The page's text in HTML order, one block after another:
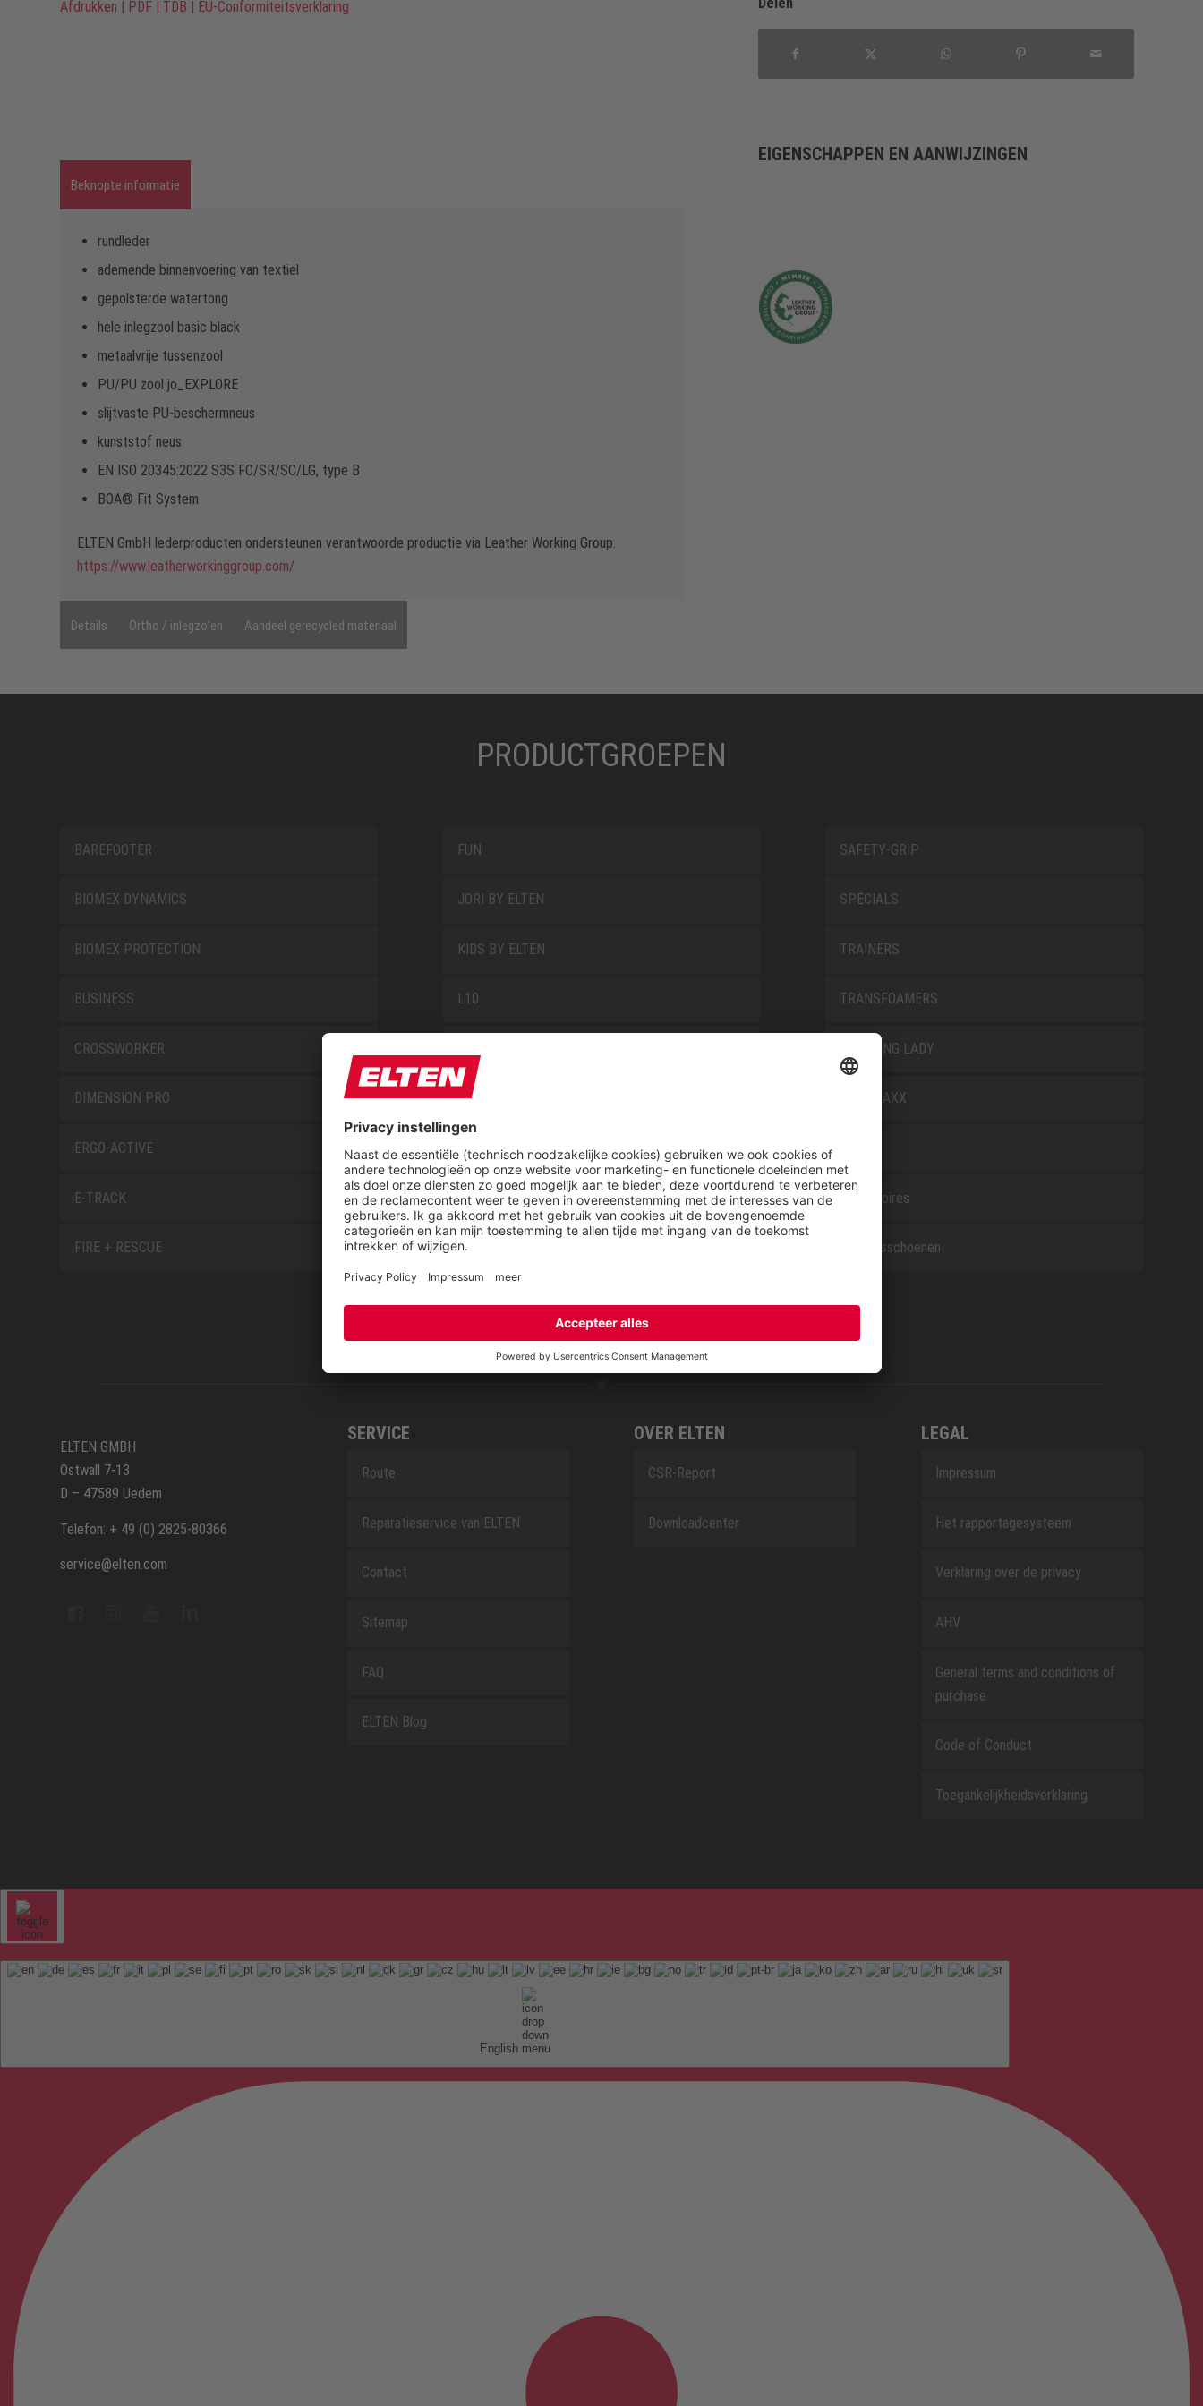
Afdrukken | PDF | TDB | EU-Conformiteitsverklaring
Beknopte informatie
rundleder
ademende binnenvoering van textiel
gepolsterde watertong
hele inlegzool basic black
metaalvrije tussenzool
PU/PU zool jo_EXPLORE
slijtvaste PU-beschermneus
kunststof neus
EN ISO 20345:2022 S3S FO/SR/SC/LG, type B
BOA® Fit System
ELTEN GmbH lederproducten ondersteunen verantwoorde productie via Leather Working Group.
https://www.leatherworkinggroup.com/
Details Ortho / inlegzolen Aandeel gerecycled materiaal
EIGENSCHAPPEN EN AANWIJZINGEN
PRODUCTGROEPEN
BAREFOOTER
BIOMEX DYNAMICS
BIOMEX PROTECTION
BUSINESS
CROSSWORKER
DIMENSION PRO
ERGO-ACTIVE
E-TRACK
FIRE + RESCUE
FUN
JORI BY ELTEN
KIDS BY ELTEN
L10
MISS L10
NEW CLASSICS
NOVA
RETRO
SAFETY-GRIP
SPECIALS
TRAINERS
TRANSFOAMERS
TREKKING LADY
WELLMAXX
Accessoires
Beroepsschoenen
ELTEN GMBH
Ostwall 7-13
D – 47589 Uedem
Telefon: + 49 (0) 2825-80366
service@elten.com
SERVICE
Route
Reparatieservice van ELTEN
Contact
Sitemap
FAQ
ELTEN Blog
OVER ELTEN
CSR-Report
Downloadcenter
LEGAL
Impressum
Het rapportagesysteem
Verklaring over de privacy
AHV
General terms and conditions of
purchase
Code of Conduct
Toegankelijkheidsverklaring
English